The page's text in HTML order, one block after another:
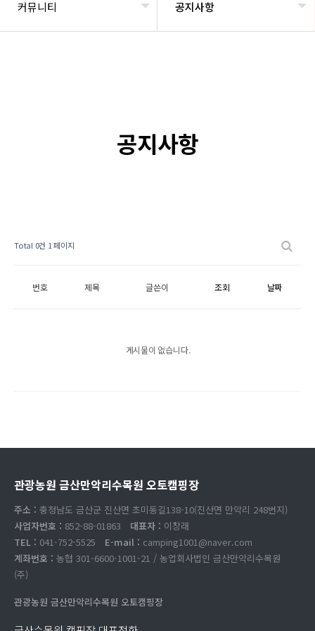
커뮤니티 공지사항
공지사항
Total 0건 1 페이지
번호 제목 글쓴이 조회 날짜
게시물이 없습니다.
관광농원 금산만악리수목원 오토캠핑장
주소 : 충청남도 금산군 진산면 초미동길138-10(진산면 만악리 248번지)
사업자번호 : 852-88-01863 대표자 : 이창래
TEL : 041-752-5525 E-mail : camping1001@naver.com
계좌번호 : 농협 301-6600-1001-21 / 농업회사법인 금산만악리수목원
(주)
관광농원 금산만악리수목원 오토캠핑장